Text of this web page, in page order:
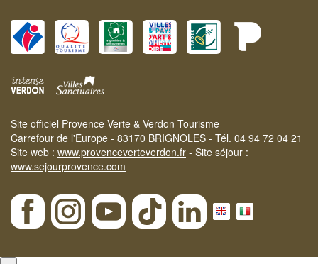
Site officiel Provence Verte & Verdon Tourisme
Carrefour de l'Europe - 83170 BRIGNOLES - Tél. 04 94 72 04 21
Site web : www.provenceverteverdon.fr - Site séjour :
www.sejourprovence.com